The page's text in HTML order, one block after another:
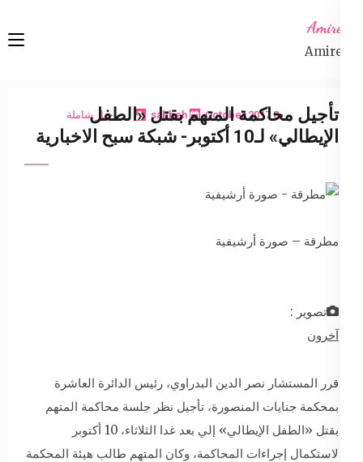
content
Enter)
Amireta
Amireta
8 October 2017
sabbeh اخبار شاملة
تأجيل محاكمة المتهم بقتل «الطفل
الإيطالي» لـ10 أكتوبر- شبكة سبح الاخبارية
مطرقة – صورة أرشيفية
تصوير :
آخرون
قرر المستشار نصر الدين البدراوي، رئيس الدائرة العاشرة
بمحكمة جنايات المنصورة، تأجيل نظر جلسة محاكمة المتهم
بقتل «الطفل الإيطالي» إلي بعد غدا الثلاثاء، 10 أكتوبر
لاستكمال إجراءات المحاكمة، وكان المتهم طالب هيئة المحكمة